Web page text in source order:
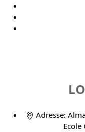
Adresse:
Ecole